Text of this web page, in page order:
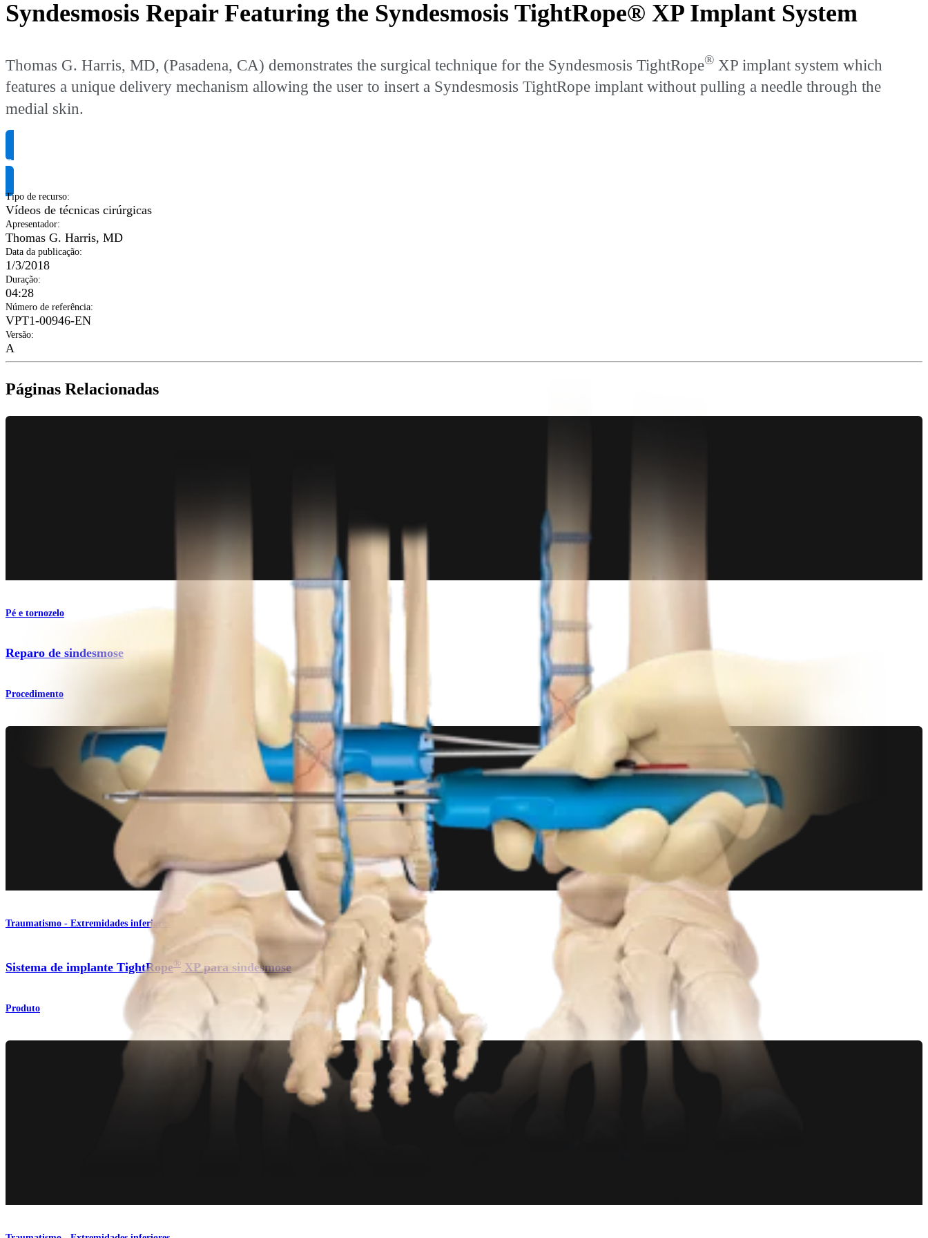
Syndesmosis Repair Featuring the Syndesmosis TightRope® XP Implant System
Thomas G. Harris, MD, (Pasadena, CA) demonstrates the surgical technique for the Syndesmosis TightRope® XP implant system which
features a unique delivery mechanism allowing the user to insert a Syndesmosis TightRope implant without pulling a needle through the
medial skin.
Solicite informação do produto
Tipo de recurso:
Vídeos de técnicas cirúrgicas
Apresentador:
Thomas G. Harris, MD
Data da publicação:
1/3/2018
Duração:
04:28
Número de referência:
VPT1-00946-EN
Versão:
A
Páginas Relacionadas
Pé e tornozelo
Reparo de sindesmose
Procedimento
Traumatismo - Extremidades inferiores
Sistema de implante TightRope® XP para sindesmose
Produto